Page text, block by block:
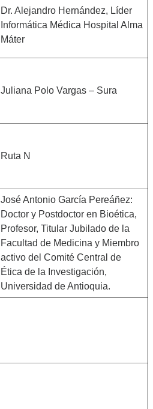
Dr. Alejandro Hernández, Líder
Informática Médica Hospital Alma
Máter
Juliana Polo Vargas – Sura
Ruta N
José Antonio García Pereáñez:
Doctor y Postdoctor en Bioética,
Profesor, Titular Jubilado de la
Facultad de Medicina y Miembro
activo del Comité Central de
Ética de la Investigación,
Universidad de Antioquia.